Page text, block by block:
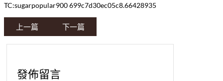
TC:sugarpopular900 699c7d30ec05c8.66428935
上一篇 下一篇
發佈留言